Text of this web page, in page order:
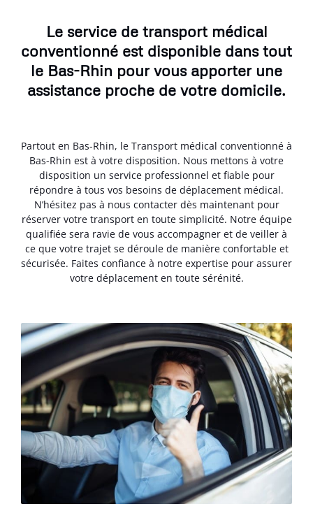
Le service de transport médical
conventionné est disponible dans tout
le Bas-Rhin pour vous apporter une
assistance proche de votre domicile.
Partout en Bas-Rhin, le Transport médical conventionné à
Bas-Rhin est à votre disposition. Nous mettons à votre
disposition un service professionnel et fiable pour
répondre à tous vos besoins de déplacement médical.
N’hésitez pas à nous contacter dès maintenant pour
réserver votre transport en toute simplicité. Notre équipe
qualifiée sera ravie de vous accompagner et de veiller à
ce que votre trajet se déroule de manière confortable et
sécurisée. Faites confiance à notre expertise pour assurer
votre déplacement en toute sérénité.